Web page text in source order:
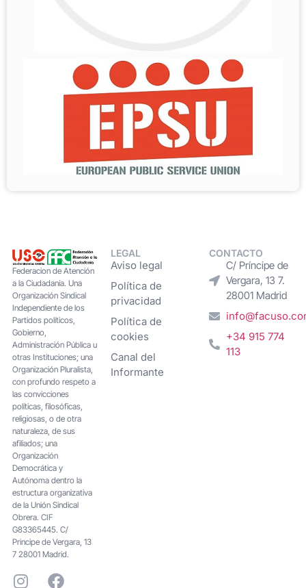
Federacion de Atención
a la Ciudadanía. Una
Organización Sindical
Independiente de los
Partidos políticos,
Gobierno,
Administración Pública u
otras Instituciones; una
Organización Pluralista,
con profundo respeto a
las convicciones
políticas, filosóficas,
religiosas, o de otra
naturaleza, de sus
afiliados; una
Organización
Democrática y
Autónoma dentro la
estructura organizativa
de la Unión Sindical
Obrera. CIF
G83365445. C/
Principe de Vergara, 13
7 28001 Madrid.
LEGAL
Aviso legal
Política de
privacidad
Política de
cookies
Canal del
Informante
CONTACTO
C/ Príncipe de
Vergara, 13 7.
28001 Madrid
+34 915 774
113